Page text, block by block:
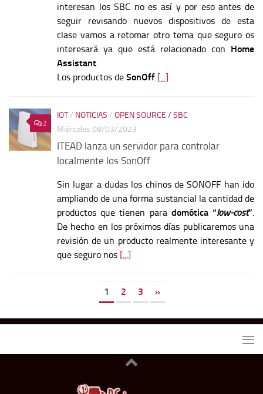
interesan los SBC no es así y por eso antes de
seguir revisando nuevos dispositivos de esta
clase vamos a retomar otro tema que seguro os
interesará ya que está relacionado con Home
Assistant
Los productos de SonOff [...]
2
IOT/ NOTICIAS / OPEN SOURCE / SBC
Miércoles 08/03/2023
ITEAD lanza un servidor para controlar
localmente los SonOff
Sin lugar a dudas los chinos de SONOFF han ido
ampliando de una forma sustancial la cantidad de
productos que tienen para domótica “low-cost”
De hecho en los próximos días publicaremos una
revisión de un producto realmente interesante y
que seguro nos [...]
1 2 3 »